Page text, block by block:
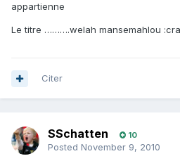
appartienne
Le titre ……….welah mansemahlou
Citer
SSchatten 10
Posted November 9, 2010